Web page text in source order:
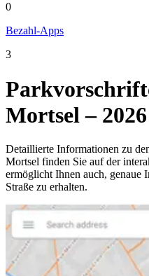
0
Bezahl-Apps
3
Mortsel – 2026
Detaillierte Informationen zu
Mortsel finden Sie auf der
ermöglicht Ihnen auch, genaue
Straße zu erhalten.